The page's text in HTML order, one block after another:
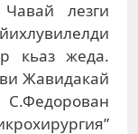
лезги
кьаз жеда.
Жавидакай